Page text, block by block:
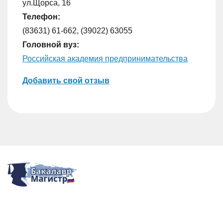
ул.Щорса, 16
Телефон:
(83631) 61-662, (39022) 63055
Головной вуз:
Российская академия предпринимательства
Добавить свой отзыв